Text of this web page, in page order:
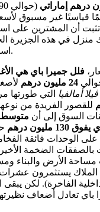
قياسيًا غير مسبوق
أن المشترين على
منزل في هذه الجزيرة
استثنائية وندرة لا تضاهى.
فلل جميرا باي هي
24 مليون درهم
ڤيلا أمالفيا
التي طورتها
للقصور الفريدة من
السوق إلى أن متوسط
مليون درهم
الوحدات فائقة
بالصفقات الضخمة
مساحة الأرض والبناء
الملاك يستثمرون عشرات
الفاخرة). لكن
باي تعادل أضعاف